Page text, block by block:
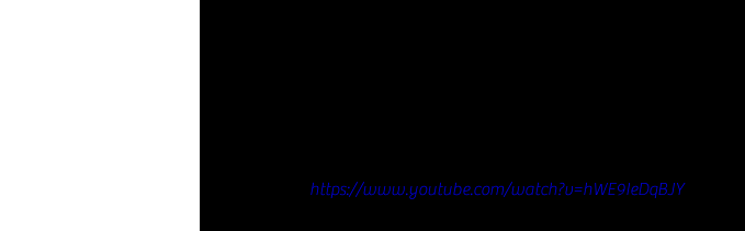
https://www.youtube.com/watch?v=hWE9IeDqBJY